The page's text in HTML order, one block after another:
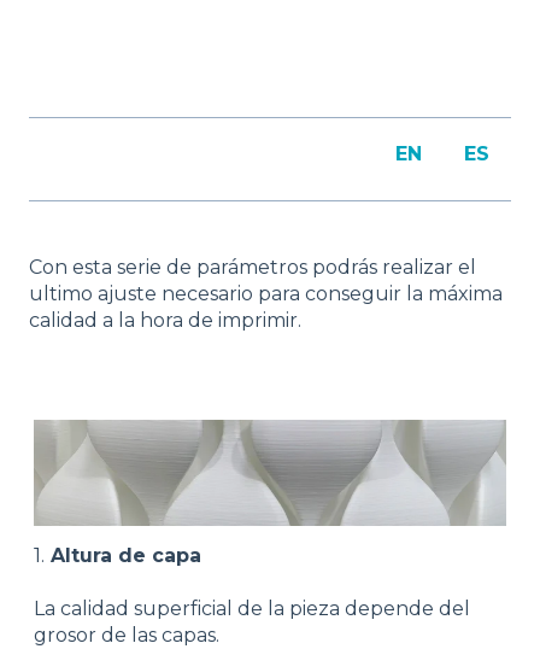
EN ES
Con esta serie de parámetros podrás realizar el
ultimo ajuste necesario para conseguir la máxima
calidad a la hora de imprimir.
1. Altura de capa
La calidad superficial de la pieza depende del
grosor de las capas.